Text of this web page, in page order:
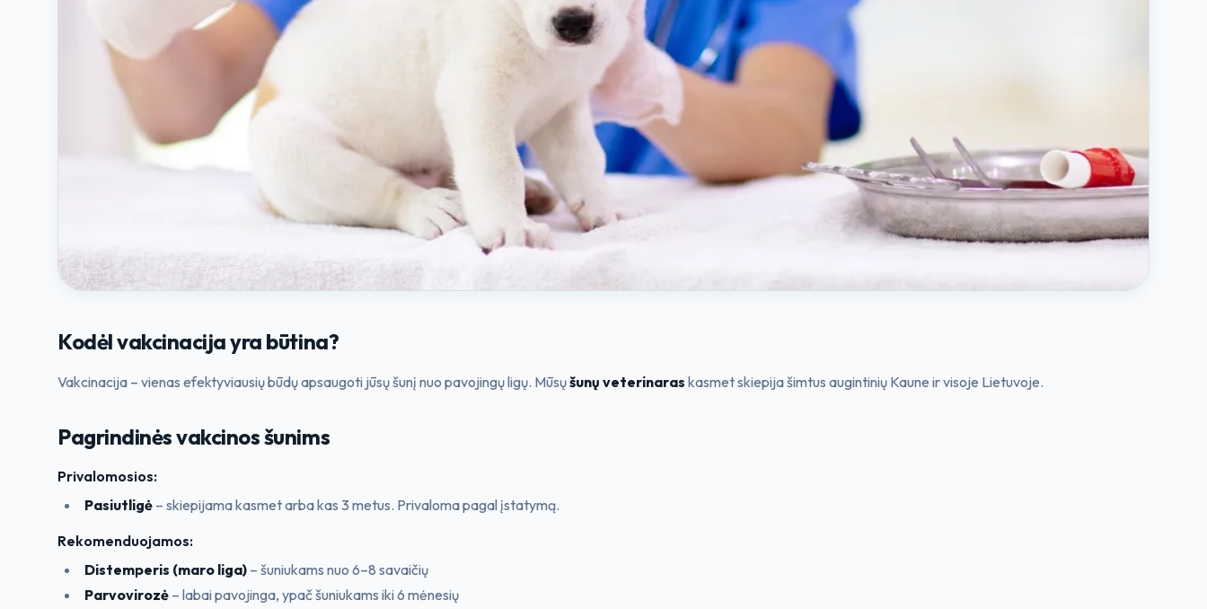
Kodėl vakcinacija yra būtina?
Vakcinacija – vienas efektyviausių būdų apsaugoti jūsų šunį nuo pavojingų ligų. Mūsųšunų veterinaras kasmet skiepija šimtus augintinių Kaune ir visoje Lietuvoje.
Pagrindinės vakcinos šunims
Privalomosios:
Pasiutligė – skiepijama kasmet arba kas 3 metus. Privaloma pagal įstatymą.
Rekomenduojamos:
Distemperis (maro liga) – šuniukams nuo 6–8 savaičių
Parvovirozė – labai pavojinga, ypač šuniukams iki 6 mėnesių